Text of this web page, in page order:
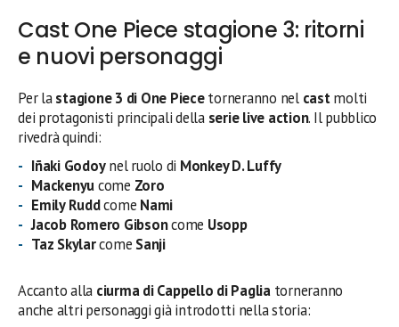
Cast One Piece stagione 3: ritorni
e nuovi personaggi
Per lastagione 3 di One Piecetorneranno nel castmolti
dei protagonisti principali della serie live action. Il pubblico
rivedrà quindi:
Iñaki Godoynel ruolo di Monkey D. Luffy
Mackenyucome Zoro
Emily Ruddcome Nami
Jacob Romero Gibsoncome Usopp
Taz Skylarcome Sanji
Accanto alla ciurma di Cappello di Paglia torneranno
anche altri personaggi già introdotti nella storia: